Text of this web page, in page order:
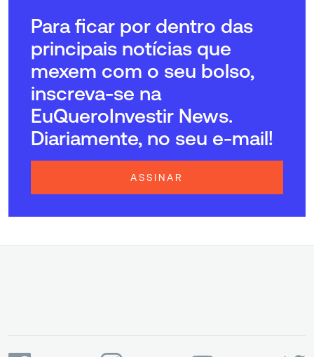
Para ficar por dentro das
principais notícias que
mexem com o seu bolso,
inscreva-se na
EuQueroInvestir News.
Diariamente, no seu e-mail!
ASSINAR